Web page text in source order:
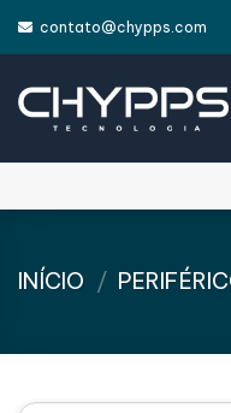
contato@chypps.com
INÍCIO /